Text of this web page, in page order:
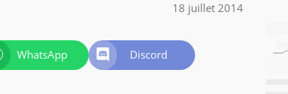
18 juillet 2014
WhatsApp Discord